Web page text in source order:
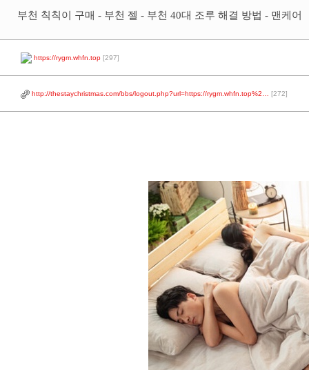
부천 칙칙이 구매 - 부천 젤 - 부천 40대 조루 해결 방법 - 맨케어
https://rygm.whfn.top [297]
http://thestaychristmas.com/bbs/logout.php?url=https://rygm.whfn.top%2… [272]